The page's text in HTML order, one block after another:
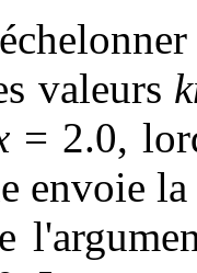
valeurs
= 2.0,
envoie